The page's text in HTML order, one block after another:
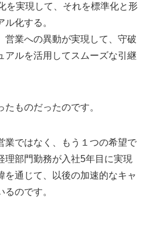
を実現して、それを標準化と形
化する。
営業への異動が実現して、守破
アルを活用してスムーズな引継
ものだったのです。
業ではなく、もう１つの希望で
理部門勤務が入社5年目に実現
を通じて、以後の加速的なキャ
のです。